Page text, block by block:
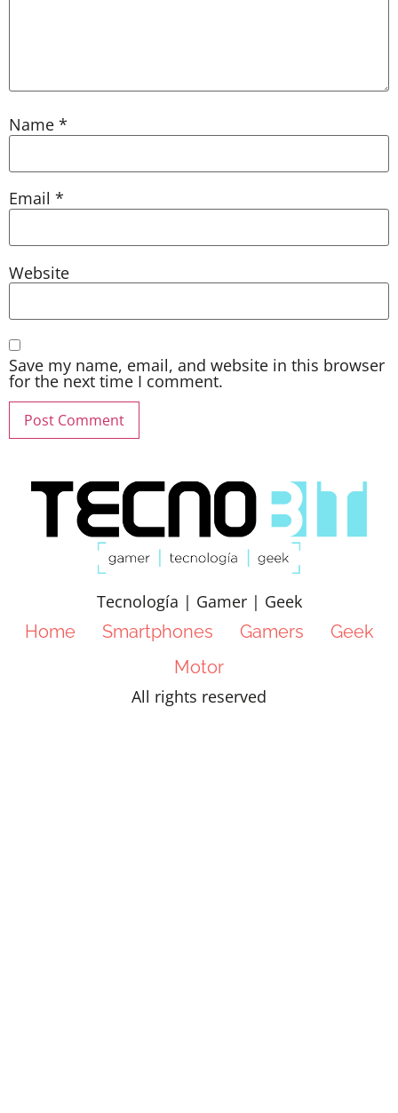
Name *
Email *
Website
Save my name, email, and website in this browser
for the next time I comment.
Tecnología | Gamer | Geek
Home
Smartphones Gamers
Geek
Motor
All rights reserved